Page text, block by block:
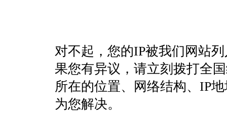
对不起，您的IP被我们网站
果您有异议，请立刻拨打全
所在的位置、网络结构、IP
为您解决。